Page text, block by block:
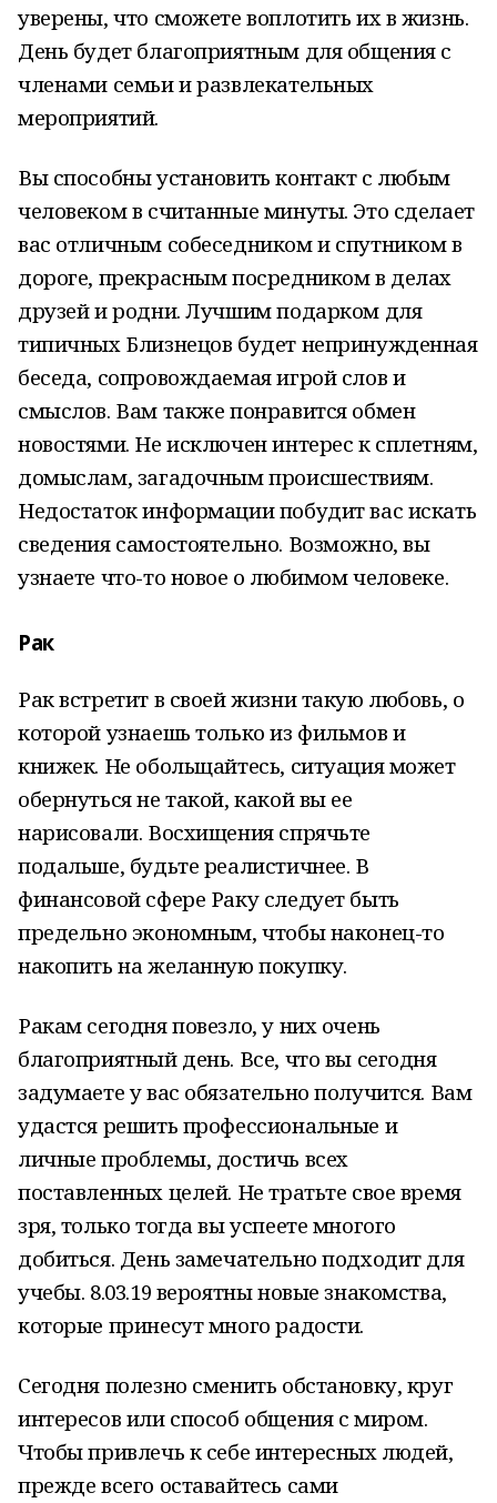
уверены, что сможете воплотить их в жизнь.
День будет благоприятным для общения с
членами семьи и развлекательных
мероприятий.
Вы способны установить контакт с любым
человеком в считанные минуты. Это сделает
вас отличным собеседником и спутником в
дороге, прекрасным посредником в делах
друзей и родни. Лучшим подарком для
типичных Близнецов будет непринужденная
беседа, сопровождаемая игрой слов и
смыслов. Вам также понравится обмен
новостями. Не исключен интерес к сплетням,
домыслам, загадочным происшествиям.
Недостаток информации побудит вас искать
сведения самостоятельно. Возможно, вы
узнаете что-то новое о любимом человеке.
Рак
Рак встретит в своей жизни такую любовь, о
которой узнаешь только из фильмов и
книжек. Не обольщайтесь, ситуация может
обернуться не такой, какой вы ее
нарисовали. Восхищения спрячьте
подальше, будьте реалистичнее. В
финансовой сфере Раку следует быть
предельно экономным, чтобы наконец-то
накопить на желанную покупку.
Ракам сегодня повезло, у них очень
благоприятный день. Все, что вы сегодня
задумаете у вас обязательно получится. Вам
удастся решить профессиональные и
личные проблемы, достичь всех
поставленных целей. Не тратьте свое время
зря, только тогда вы успеете многого
добиться. День замечательно подходит для
учебы. 8.03.19 вероятны новые знакомства,
которые принесут много радости.
Сегодня полезно сменить обстановку, круг
интересов или способ общения с миром.
Чтобы привлечь к себе интересных людей,
прежде всего оставайтесь сами